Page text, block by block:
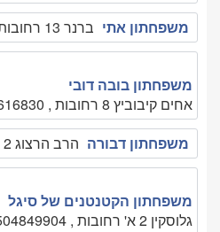
משפחתון אתי ברנר 13 רחובות , 089451247
משפחתון בובה דובי
אחים קיבוביץ 8 רחובות , 0506616830
משפחתון דבורה הרב הרצוג 2 א' רחובות , 089365894
משפחתון הקטנטנים של סיגל
גלוסקין 2 א' רחובות , 0504849904